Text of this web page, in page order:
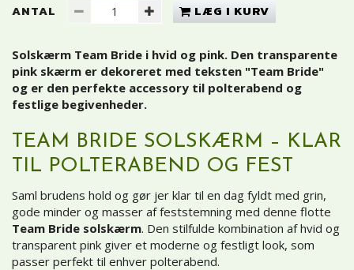
ANTAL LÆG I KURV
Solskærm Team Bride i hvid og pink. Den transparente
pink skærm er dekoreret med teksten "Team Bride"
og er den perfekte accessory til polterabend og
festlige begivenheder.
TEAM BRIDE SOLSKÆRM – KLAR
TIL POLTERABEND OG FEST
Saml brudens hold og gør jer klar til en dag fyldt med grin,
gode minder og masser af feststemning med denne flotte
Team Bride solskærm. Den stilfulde kombination af hvid og
transparent pink giver et moderne og festligt look, som
passer perfekt til enhver polterabend.